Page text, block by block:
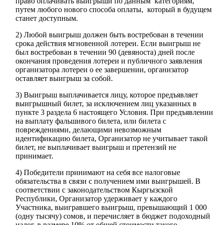
путем любого нового способа оплаты, который в будущем
станет доступным.
2) Любой выигрыш должен быть востребован в течении
срока действия мгновенной лотереи. Если выигрыш не
был востребован в течении 90 (девяноста) дней после
окончания проведения лотереи и публичного заявления
организатора лотереи о ее завершении, организатор
оставляет выигрыш за собой.
3) Выигрыш выплачивается лицу, которое предъявляет
выигрышный билет, за исключением лиц указанных в
пункте 3 раздела 6 настоящего Условия. При предъявлении
на выплату фальшивого билета, или билета с
повреждениями, делающими невозможным
идентификацию билета, Организатор не учитывает такой
билет, не выплачивает выигрыш и претензий не
принимает.
4) Победители принимают на себя все налоговые
обязательства в связи с получением ими выигрышей. В
соответствии с законодательством Кыргызской
Республики, Организатор удерживает у каждого
Участника, выигравшего выигрыш, превышающий 1 000
(одну тысячу) сомов, и перечисляет в бюджет подоходный